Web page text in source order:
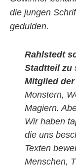
die jungen
gedulden.
Rahlstedt
Stadtteil zu
Mitglied der
Monstern,
Magiern.
Wir haben
die uns
Texten
Menschen,